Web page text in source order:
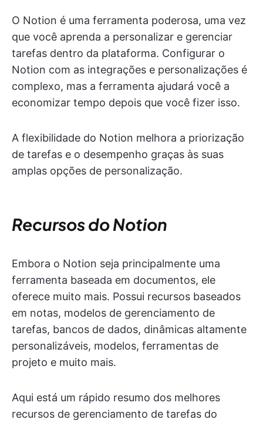
O Notion é uma ferramenta poderosa, uma vez
que você aprenda a personalizar e gerenciar
tarefas dentro da plataforma. Configurar o
Notion com as integrações e personalizações é
complexo, mas a ferramenta ajudará você a
economizar tempo depois que você fizer isso.
A flexibilidade do Notion melhora a priorização
de tarefas e o desempenho graças às suas
amplas opções de personalização.
Recursos do Notion
Embora o Notion seja principalmente uma
ferramenta baseada em documentos, ele
oferece muito mais. Possui recursos baseados
em notas, modelos de gerenciamento de
tarefas, bancos de dados, dinâmicas altamente
personalizáveis, modelos, ferramentas de
projeto e muito mais.
Aqui está um rápido resumo dos melhores
recursos de gerenciamento de tarefas do